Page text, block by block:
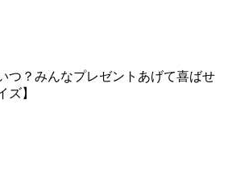
つ？みんなプレゼントあげて喜ばせ
ズ】